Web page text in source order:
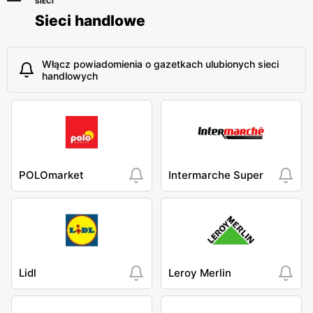
Sieci handlowe
Włącz powiadomienia o gazetkach ulubionych sieci
handlowych
POLOmarket Intermarche Super
Lidl Leroy Merlin